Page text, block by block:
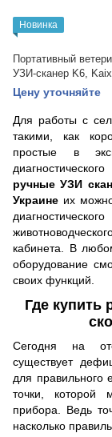
Новинка
Портативный
УЗИ-сканер K6,
Цену уточняйте
Для работы с
такими, как
простые в
ручные УЗИ
Украине их
кабинета. В
оборудование
своих функций.
Где купить
Сегодня на
существует
для правильного
точки, которой
прибора. Ведь
насколько